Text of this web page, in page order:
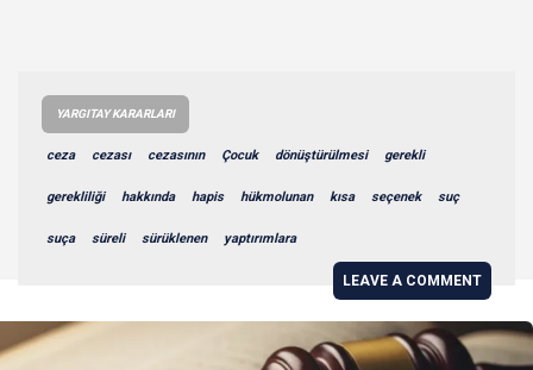
YARGITAY KARARLARI
ceza cezası cezasının Çocuk dönüştürülmesi gerekli
gerekliliği hakkında hapis hükmolunan kısa seçenek suç
suça süreli sürüklenen yaptırımlara
LEAVE A COMMENT